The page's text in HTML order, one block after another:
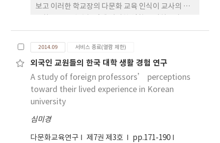
보고 이러한 학교장의 다문화 교육 인식이 교사의 다
알아보는데 있다. 연구대상은 초등학교에 근무하고
있는 교사 500명을 대상으로 설문조사를 실시하였다.
연구결과에 의하면 교사가 지각한 학교장의 다문화
교육 중요도와 수행도 인식은 교사의 다문화 교육 교
수효능감의 하위 영역인 일반생활, 수업기술, 인간관
계 모두에 유의한 영향을 미친다. 따라서 학교장은 다
문화 교육의 발전에 대한 관심, 의사결정을 위해 교사
향한 신뢰와 존경의 태도, 다문화 교수에 관한 피드
백, 다문화 환경개선 등에 대한 다양한 아이디어 도출
2014.09 서비스 종료(열람 제한)
외국인 교원들의 한국 대학 생활 경험 연구
A study of foreign professors’ perceptions
toward their lived experience in Korean
university
심미경
다문화교육연구 제7권 제3호
pp.171-190